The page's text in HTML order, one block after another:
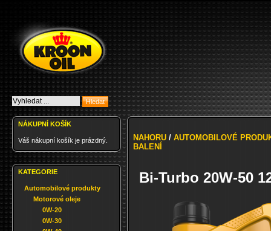
NÁKUPNÍ KOŠÍK
Váš nákupní košík je prázdný.
KATEGORIE
Automobilové produkty
Motorové oleje
0W-20
0W-30
NAHORU / AUTOMOBILOVÉ
BALENÍ
Bi-Turbo 20W-50